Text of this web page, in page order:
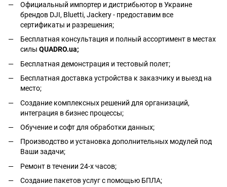
Официальный импортер и дистрибьютор в Украине
брендов DJI, Bluetti, Jackery - предоставим все
сертификаты и разрешения;
Бесплатная консультация и полный ассортимент в местах
силы QUADRO.ua;
Бесплатная демонстрация и тестовый полет;
Бесплатная доставка устройства к заказчику и выезд на
место;
Создание комплексных решений для организаций,
интеграция в бизнес процессы;
Обучение и софт для обработки данных;
Производство и установка дополнительных модулей под
Ваши задачи;
Ремонт в течении 24-х часов;
Создание пакетов услуг с помощью БПЛА;